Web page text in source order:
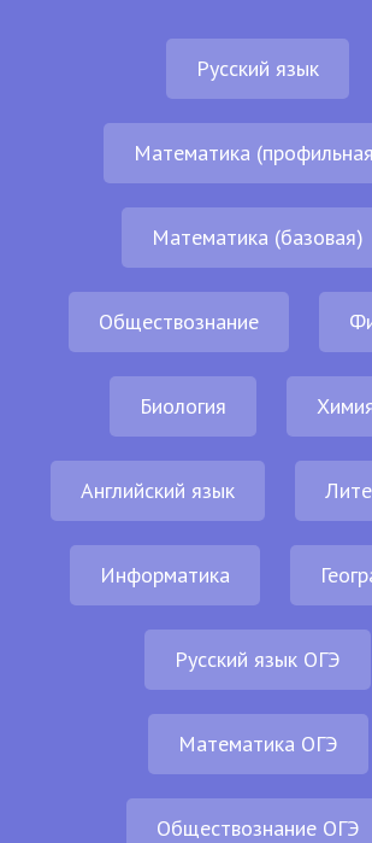
Русский язык
Математика
Математика (базовая)
Обществознание
Биология
Английский язык
Информатика
Русский язык ОГЭ
Математика ОГЭ
Обществознание ОГЭ